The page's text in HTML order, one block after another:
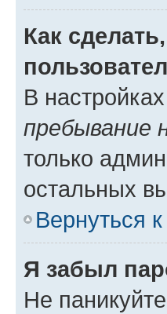
Как
В
пребывание
только
остальных
Вернуться
Я забыл
Не